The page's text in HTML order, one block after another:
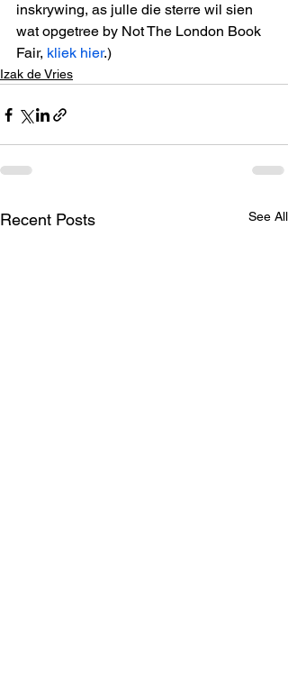
inskrywing, as julle die sterre wil sien
wat opgetree by Not The London Book
Fair, kliek hier.)
Izak de Vries
Recent Posts See All